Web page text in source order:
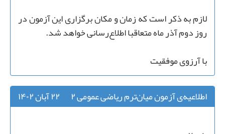
لازم به ذکر است که زمان و مکان برگزاری این آزمون در
روز دوم آذر ماه متعاقبا اطلاع‌رسانی خواهد شد.
با آرزوی موفقیت
اطلاعیه‌ی آزمون میان‌ترم ریاضی عمومی ۲
۲۲ آبان ۱۴۰۲